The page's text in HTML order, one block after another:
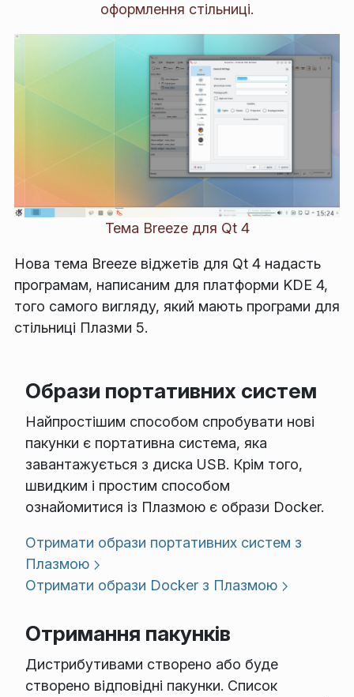
оформлення стільниці.
Тема Breeze для Qt 4
Нова тема Breeze віджетів для Qt 4 надасть
програмам, написаним для платформи KDE 4,
того самого вигляду, який мають програми для
стільниці Плазми 5.
Образи портативних систем
Найпростішим способом спробувати нові
пакунки є портативна система, яка
завантажується з диска USB. Крім того,
швидким і простим способом
ознайомитися із Плазмою є образи Docker.
Отримати образи портативних систем з
Плазмою
Отримати образи Docker з Плазмою
Отримання пакунків
Дистрибутивами створено або буде
створено відповідні пакунки. Список